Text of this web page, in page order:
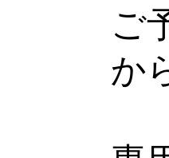
ご
か